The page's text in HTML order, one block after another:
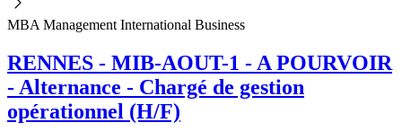
MBA Management International Business
RENNES - MIB-AOUT-1 - A POURVOIR
- Alternance - Chargé de gestion
opérationnel (H/F)